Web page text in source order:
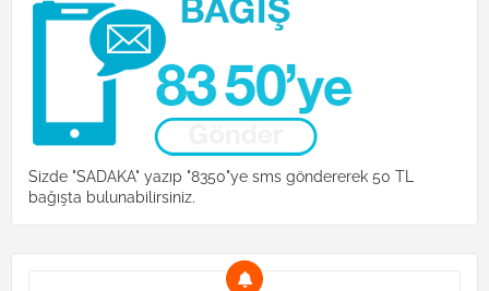
Sizde "SADAKA" yazıp "8350"ye sms göndererek 50 TL
bağışta bulunabilirsiniz.